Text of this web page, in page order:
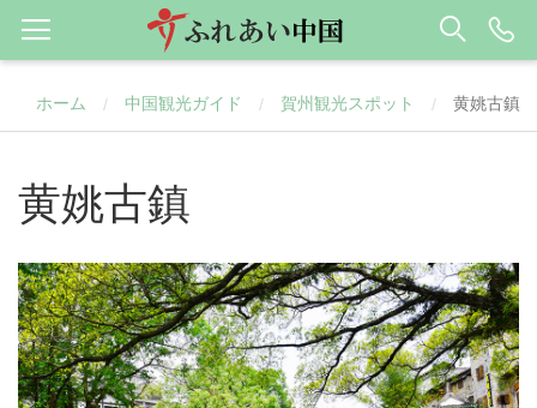
ホーム / 中国観光ガイド / 賀州観光スポット / ​黄姚古鎮
​黄姚古鎮